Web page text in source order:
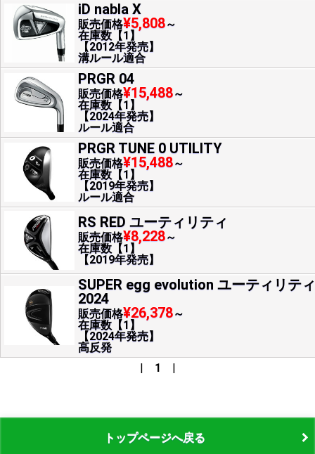
iD nabla X
販売価格¥5,808～
在庫数【1】
【2012年発売】
溝ルール適合
PRGR 04
販売価格¥15,488～
在庫数【1】
【2024年発売】
ルール適合
PRGR TUNE 0 UTILITY
販売価格¥15,488～
在庫数【1】
【2019年発売】
ルール適合
RS RED ユーティリティ
販売価格¥8,228～
在庫数【1】
【2019年発売】
SUPER egg evolution ユーティリティ
2024
販売価格¥26,378～
在庫数【1】
【2024年発売】
高反発
| 1 |
トップページへ戻る